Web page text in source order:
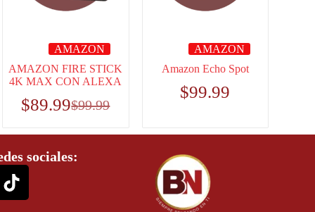
AMAZON
AMAZON FIRE STICK
4K MAX CON ALEXA
$99.99
$89.99
AMAZON
Amazon Echo Spot
$99.99
sociales: